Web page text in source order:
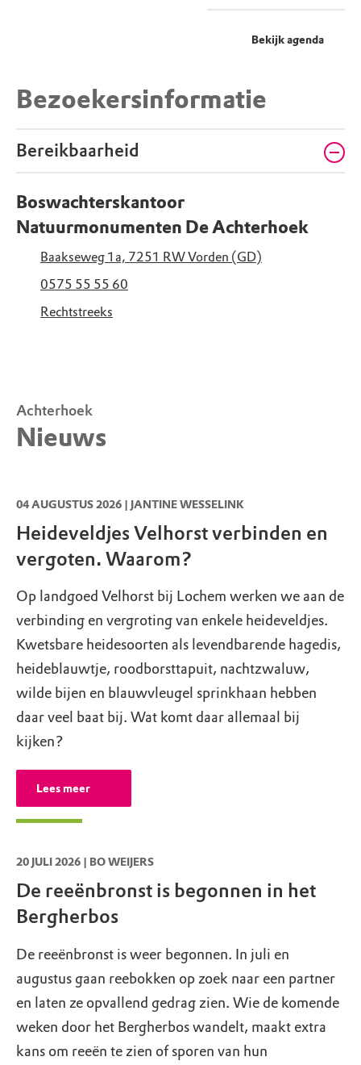
Bekijk agenda
Bezoekersinformatie
Bereikbaarheid
Boswachterskantoor
Natuurmonumenten De Achterhoek
Baakseweg 1a, 7251 RW Vorden (GD)
0575 55 55 60
Rechtstreeks
Achterhoek
Nieuws
04 AUGUSTUS 2026 | JANTINE WESSELINK
Heideveldjes Velhorst verbinden en
vergoten. Waarom?
Op landgoed Velhorst bij Lochem werken we aan de
verbinding en vergroting van enkele heideveldjes.
Kwetsbare heidesoorten als levendbarende hagedis,
heideblauwtje, roodborsttapuit, nachtzwaluw,
wilde bijen en blauwvleugel sprinkhaan hebben
daar veel baat bij. Wat komt daar allemaal bij
kijken?
Lees meer
20 JULI 2026 | BO WEIJERS
De reeënbronst is begonnen in het
Bergherbos
De reeënbronst is weer begonnen. In juli en
augustus gaan reebokken op zoek naar een partner
en laten ze opvallend gedrag zien. Wie de komende
weken door het Bergherbos wandelt, maakt extra
kans om reeën te zien of sporen van hun